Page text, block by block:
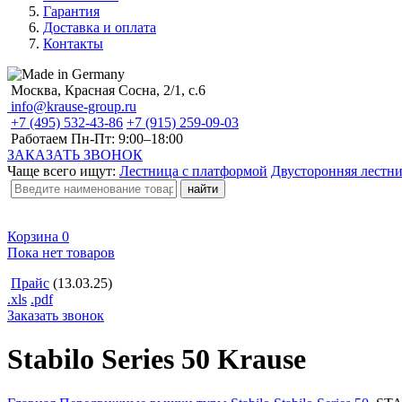
Гарантия
Доставка и оплата
Контакты
Москва, Красная Сосна, 2/1, с.6
info@krause-group.ru
+7 (495) 532-43-86 +7 (915) 259-09-03
Работаем Пн-Пт: 9:00–18:00
ЗАКАЗАТЬ ЗВОНОК
Чаще всего ищут: Лестница с платформой Двусторонняя
Корзина 0
Пока нет товаров
Прайс (13.03.25)
.xls .pdf
Заказать звонок
Stabilo Series 50 Krause